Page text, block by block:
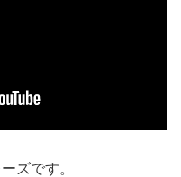
ズです。